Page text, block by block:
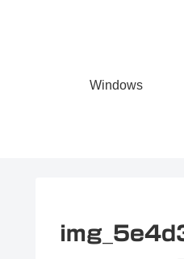
Windows